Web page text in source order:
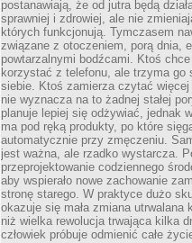
postanawiają, że od jutra będą
sprawniej i zdrowiej, ale nie
których funkcjonują. Tymczasem
związane z otoczeniem, porą dnia,
powtarzalnymi bodźcami. Ktoś chce
korzystać z telefonu, ale trzyma go
siebie. Ktoś zamierza czytać
nie wyznacza na to żadnej stałej
planuje lepiej się odżywiać, jednak
ma pod ręką produkty, po które
automatycznie przy zmęczeniu.
jest ważna, ale rzadko wystarcza.
przeprojektowanie codziennego
aby wspierało nowe zachowanie
stronę starego. W praktyce dużo
okazuje się mała zmiana utrwalana
niż wielka rewolucja trwająca kilka
człowiek próbuje odmienić całe